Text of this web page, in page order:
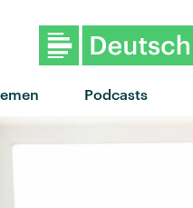
Podcasts